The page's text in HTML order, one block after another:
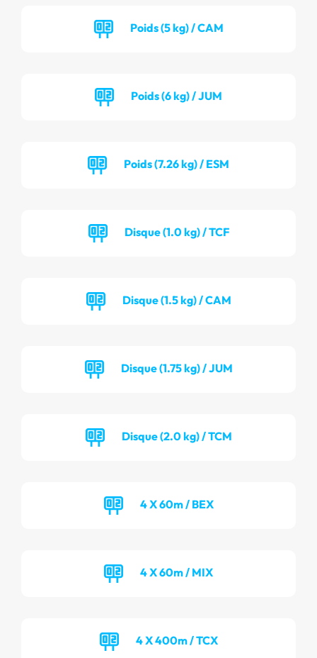
Poids (5 kg) / CAM
Poids (6 kg) / JUM
Poids (7.26 kg) / ESM
Disque (1.0 kg) / TCF
Disque (1.5 kg) / CAM
Disque (1.75 kg) / JUM
Disque (2.0 kg) / TCM
4 X 60m / BEX
4 X 60m / MIX
4 X 400m / TCX